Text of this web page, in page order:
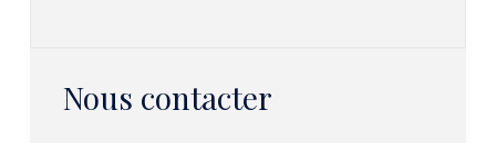
Nous contacter